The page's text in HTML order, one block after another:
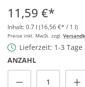
11,59 €*
Inhalt:0.7 l (16,56 €* / 1 l)
Preise inkl. MwSt. zzgl.
Lieferzeit: 1-3
ANZAHL
Produkt